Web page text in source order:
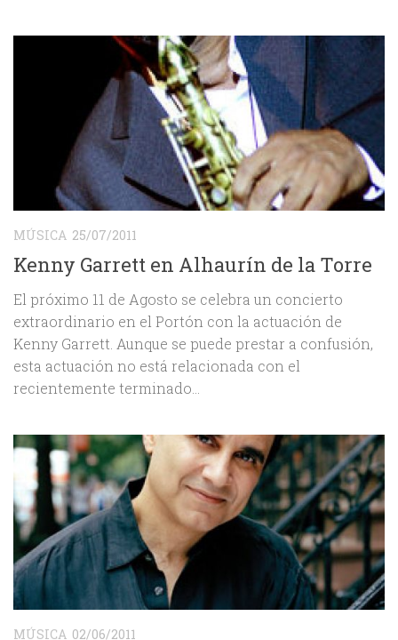
MÚSICA 25/07/2011
Kenny Garrett en Alhaurín de la Torre
El próximo 11 de Agosto se celebra un concierto
extraordinario en el Portón con la actuación de
Kenny Garrett. Aunque se puede prestar a confusión,
esta actuación no está relacionada con el
recientemente terminado...
MÚSICA 02/06/2011